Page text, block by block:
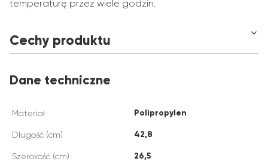
temperaturę przez wiele godzin.
Cechy produktu
Dane techniczne
Materiał Polipropylen
Długość (cm) 42,8
Szerokość (cm) 26,5